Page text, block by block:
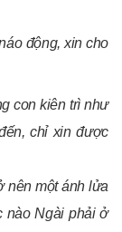
động, xin cho
con kiên trì như
chỉ xin được
nên một ánh lửa
nào Ngài phải ở